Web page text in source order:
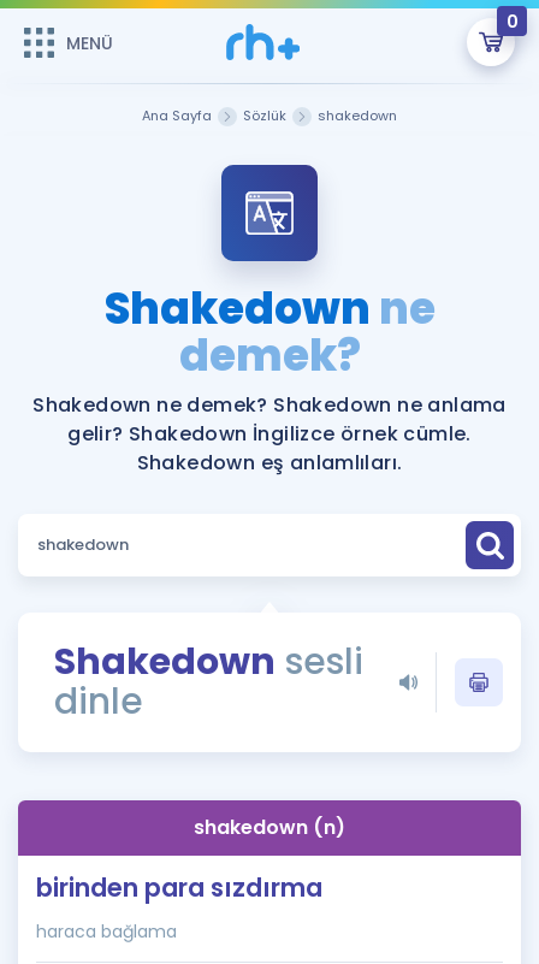
MENÜ
0
Şifremi Hatırlamıyorum
Sepetin Şu An Boş.
Remzi Hoca ile seni sınava hazırlayacak onlarca eğitim seni
bekliyor!
MENÜ
Katılımcı Görüşleri
Faydalı Araçlar
Ücretsiz Kaynaklar
ÖSYM Sınav Takvimi
Kampanyalar
İngilizce Gramer
İngilizce Gramer
Ana Sayfa Sözlük shakedown
Shakedown ne
demek?
Shakedown ne demek? Shakedown ne anlama
gelir? Shakedown İngilizce örnek cümle.
Shakedown eş anlamlıları.
Shakedown sesli
dinle
shakedown (n)
birinden para sızdırma
haraca bağlama